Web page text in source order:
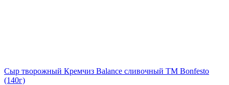
Сыр творожный Кремчиз Balance сливочный ТМ Bonfesto
(140г)